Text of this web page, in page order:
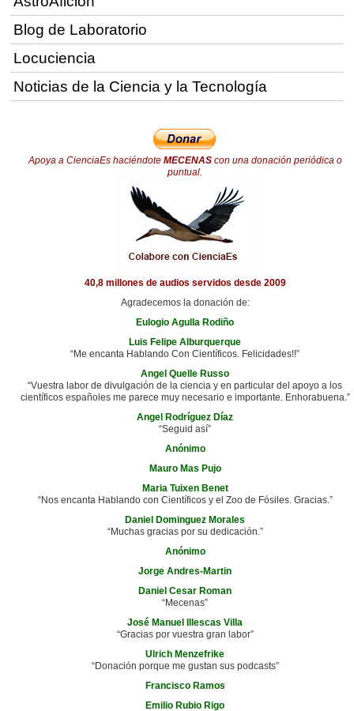
Blog de Laboratorio
Locuciencia
Noticias de la Ciencia y la Tecnología
Apoya a CienciaEs haciéndote MECENAScon una donación periódica o
puntual.
40,8 millones de audios servidos desde 2009
Agradecemos la donación de:
Eulogio Agulla Rodiño
Luis Felipe Alburquerque
“Me encanta Hablando Con Científicos. Felicidades!!”
Angel Quelle Russo
“Vuestra labor de divulgación de la ciencia y en particular del apoyo a los
científicos españoles me parece muy necesario e importante. Enhorabuena.”
Angel Rodríguez Díaz
“Seguid así”
Anónimo
Mauro Mas Pujo
Maria Tuixen Benet
“Nos encanta Hablando con Científicos y el Zoo de Fósiles. Gracias.”
Daniel Dominguez Morales
“Muchas gracias por su dedicación.”
Anónimo
Jorge Andres-Martin
Daniel Cesar Roman
“Mecenas”
José Manuel Illescas Villa
“Gracias por vuestra gran labor”
Ulrich Menzefrike
“Donación porque me gustan sus podcasts”
Francisco Ramos
Emilio Rubio Rigo